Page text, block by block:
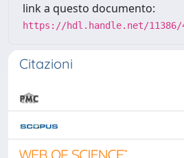
link a questo documento:
https://hdl.handle.net/11386/
Citazioni